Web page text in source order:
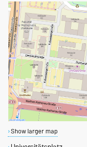
Show larger map